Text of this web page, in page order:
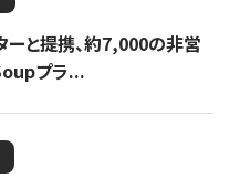
と提携、約7,000の非営
プラ...